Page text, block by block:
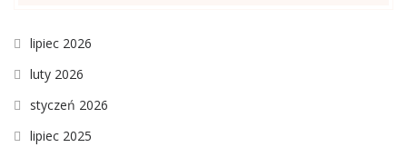
lipiec 2026
luty 2026
styczeń 2026
lipiec 2025